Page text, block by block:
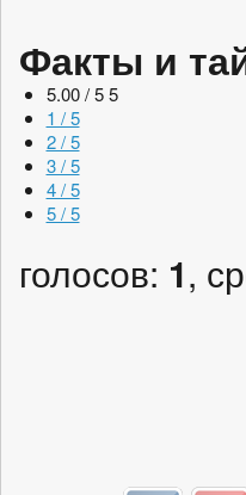
Факты и
5.00 / 5 5
1 / 5
2 / 5
3 / 5
4 / 5
5 / 5
голосов: 1,